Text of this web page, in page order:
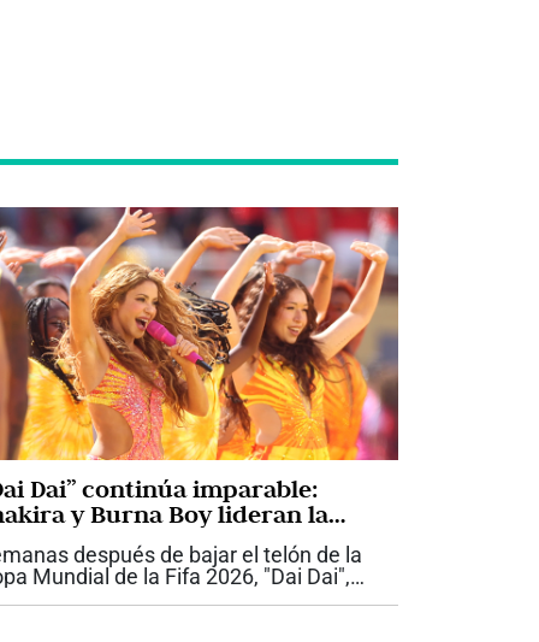
Dai” continúa imparable:
y Burna Boy lideran la
mundial
después de bajar el telón de la
Mundial de la Fifa 2026, "Dai Dai",
por Shakira y el artista